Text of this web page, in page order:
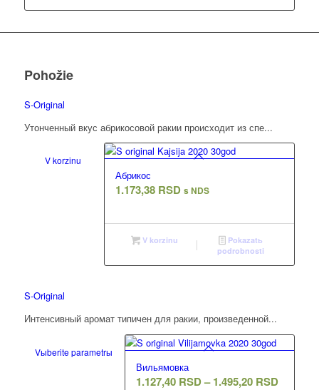
Pohožie
S-Original
Утонченный вкус абрикосовой ракии происходит из спе...
V korzinu
Абрикос
1.173,38 RSD s NDS
V korzinu
Pokazatь
podrobnosti
S-Original
Интенсивный аромат типичен для ракии, произведенной...
Vыberite parametrы
Вильямовка
1.127,40 RSD– 1.495,20 RSD